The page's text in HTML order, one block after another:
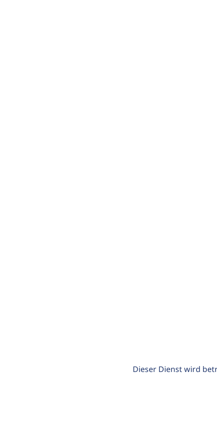
Dieser Dienst wird